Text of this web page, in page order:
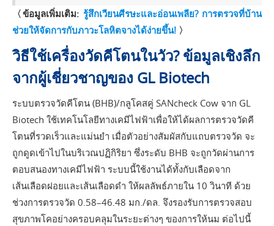
〈ข้อมูลเพิ่มเติม: รู้สึกเวียนศีรษะและอ่อนเพลีย? การตรวจที่บ้าน
ช่วยให้จัดการกับภาวะโลหิตจางได้ง่ายขึ้น! 〉
วิธีใช้เครื่องวัดคีโตนในวัว? ข้อมูลเชิงลึก
จากผู้เชี่ยวชาญของ GL Biotech
ระบบตรวจวัดคีโตน (BHB)/กลูโคสคู่ SANcheck Cow จาก GL
Biotech ใช้เทคโนโลยีทางเคมีไฟฟ้าเพื่อให้ได้ผลการตรวจวัดคี
โตนที่รวดเร็วและแม่นยำ เมื่อตัวอย่างสัมผัสกับแถบตรวจวัด จะ
ถูกดูดเข้าไปในบริเวณปฏิกิริยา ซึ่งระดับ BHB จะถูกวัดผ่านการ
ตอบสนองทางเคมีไฟฟ้า ระบบนี้ใช้งานได้ทั้งกับเลือดจาก
เส้นเลือดฝอยและเส้นเลือดดำ ให้ผลลัพธ์ภายใน 10 วินาที ด้วย
ช่วงการตรวจวัด 0.58–46.48 มก./ดล. จึงรองรับการตรวจสอบ
สุขภาพโคอย่างครอบคลุมในระยะต่างๆ ของการให้นม ต่อไปนี้